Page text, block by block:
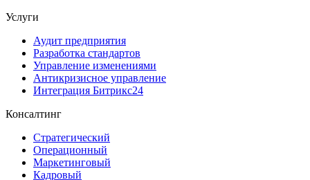
Услуги
Аудит предприятия
Разработка стандартов
Управление изменениями
Антикризисное управление
Интеграция Битрикс24
Консалтинг
Стратегический
Операционный
Маркетинговый
Кадровый